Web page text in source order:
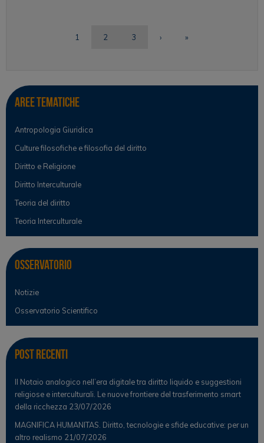
1 2 3 › »
Aree tematiche
Antropologia Giuridica
Culture filosofiche e filosofia del diritto
Diritto e Religione
Diritto Interculturale
Teoria del diritto
Teoria Interculturale
Osservatorio
Notizie
Osservatorio Scientifico
Post Recenti
Il Notaio analogico nell’era digitale tra diritto liquido e suggestioni
religiose e interculturali. Le nuove frontiere del trasferimento smart
della ricchezza 23/07/2026
MAGNIFICA HUMANITAS. Diritto, tecnologie e sfide educative: per un
altro realismo 21/07/2026